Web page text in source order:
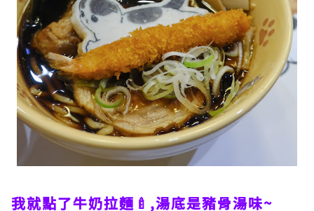
我就點了牛奶拉麵🍼,湯底是豬骨湯味~